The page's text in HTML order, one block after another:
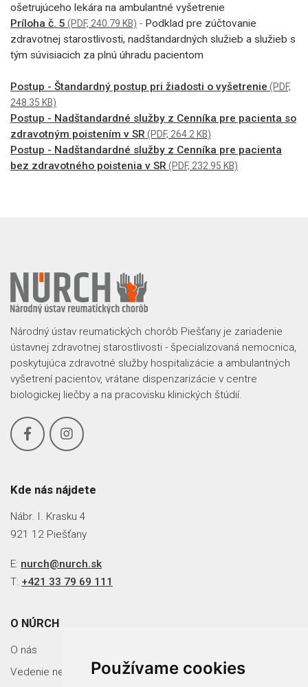
Používame cookies
ošetrujúceho lekára na ambulantné vyšetrenie
Príloha č. 5 (PDF, 240.79 KB) - Podklad pre zúčtovanie
zdravotnej starostlivosti, nadštandardných služieb a služieb s
tým súvisiacich za plnú úhradu pacientom
Postup - Štandardný postup pri žiadosti o vyšetrenie (PDF,
248.35 KB)
Postup - Nadštandardné služby z Cenníka pre pacienta so
zdravotným poistením v SR (PDF, 264.2 KB)
Postup - Nadštandardné služby z Cenníka pre pacienta
bez zdravotného poistenia v SR (PDF, 232.95 KB)
Národný ústav reumatických chorôb Piešťany je zariadenie
ústavnej zdravotnej starostlivosti - špecializovaná nemocnica,
poskytujúca zdravotné služby hospitalizácie a ambulantných
vyšetrení pacientov, vrátane dispenzarizácie v centre
biologickej liečby a na pracovisku klinických štúdií.
Kde nás nájdete
Nábr. I. Krasku 4
921 12 Piešťany
E: nurch@nurch.sk
T: +421 33 79 69 111
O NÚRCH
O nás
Vedenie nemocnice